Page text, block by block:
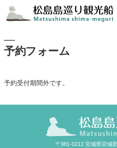
予約フォーム
予約受付期間外です。
〒981-0213 宮城県宮城